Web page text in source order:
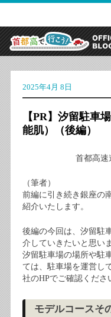
2025年4月 8日
【PR】汐留駐車
能肌）（後編）
首都高速
（筆者）
前編に引き続き銀座の
紹介いたします。
後編の今回は、汐留駐
介していきたいと思いま
汐留駐車場の場所や駐
ては、駐車場を運営し
社のHPでご確認くださ
モデルコースそ